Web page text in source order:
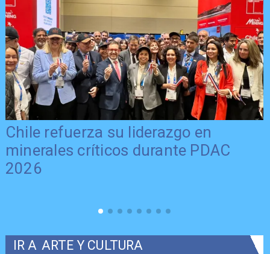
Chile refuerza su liderazgo en
minerales críticos durante PDAC
2026
IR A ARTE Y CULTURA